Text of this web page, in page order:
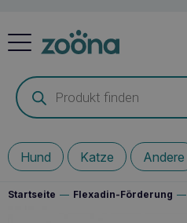
Products
search
Hund Katze Andere
Startseite — Flexadin-Förderung —